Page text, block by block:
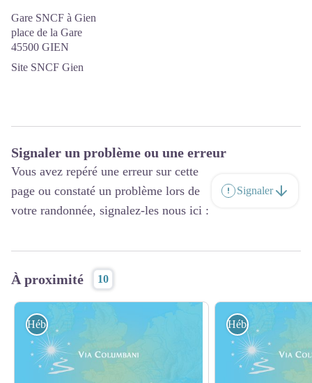
Gare SNCF à Gien
place de la Gare
45500 GIEN
Site SNCF Gien
Signaler un problème ou une erreur
Vous avez repéré une erreur sur cette
page ou constaté un problème lors de
votre randonnée, signalez-les nous ici :
Signaler
À proximité 10
Hébergement Hébergement